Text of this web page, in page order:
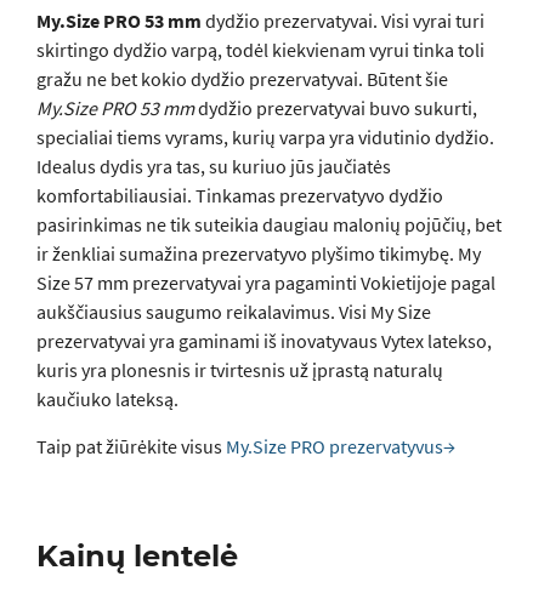
My.Size PRO 53 mm dydžio prezervatyvai. Visi vyrai turi
skirtingo dydžio varpą, todėl kiekvienam vyrui tinka toli
gražu ne bet kokio dydžio prezervatyvai. Būtent šie
My.Size PRO 53 mmdydžio prezervatyvai buvo sukurti,
specialiai tiems vyrams, kurių varpa yra vidutinio dydžio.
Idealus dydis yra tas, su kuriuo jūs jaučiatės
komfortabiliausiai. Tinkamas prezervatyvo dydžio
pasirinkimas ne tik suteikia daugiau malonių pojūčių, bet
ir ženkliai sumažina prezervatyvo plyšimo tikimybę. My
Size 57 mm prezervatyvai yra pagaminti Vokietijoje pagal
aukščiausius saugumo reikalavimus. Visi My Size
prezervatyvai yra gaminami iš inovatyvaus Vytex latekso,
kuris yra plonesnis ir tvirtesnis už įprastą naturalų
kaučiuko lateksą.
Taip pat žiūrėkite visus My.Size PRO prezervatyvus→
Kainų lentelė